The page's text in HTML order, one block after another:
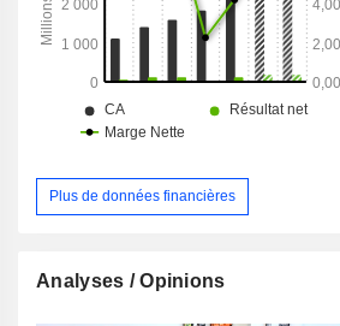
Plus de données financières
Analyses / Opinions